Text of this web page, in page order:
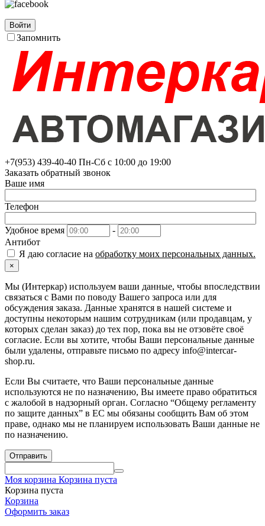
Войти
Запомнить
+7(953) 439-40-40 Пн-Сб с 10:00 до 19:00
Заказать обратный звонок
Ваше имя
Телефон
Удобное время
-
Антибот
Я даю согласие на обработку моих персональных данных.
×
Мы (Интеркар) используем ваши данные, чтобы впоследствии
связаться с Вами по поводу Вашего запроса или для
обсуждения заказа. Данные хранятся в нашей системе и
доступны некоторым нашим сотрудникам (или продавцам, у
которых сделан заказ) до тех пор, пока вы не отзовёте своё
согласие. Если вы хотите, чтобы Ваши персональные данные
были удалены, отправьте письмо по адресу info@intercar-
shop.ru.
Если Вы считаете, что Ваши персональные данные
используются не по назначению, Вы имеете право обратиться
с жалобой в надзорный орган. Согласно “Общему регламенту
по защите данных” в ЕС мы обязаны сообщить Вам об этом
праве, однако мы не планируем использовать Ваши данные не
по назначению.
Отправить
Моя корзина Корзина пуста
Корзина пуста
Корзина
Оформить заказ